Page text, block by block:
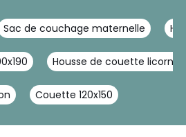
Sac de couchage maternelle
Housse de couette licorne
Couette 120x150